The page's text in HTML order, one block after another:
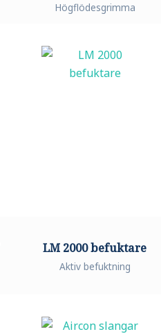
Högflödesgrimma
LM 2000 befuktare
Aktiv befuktning